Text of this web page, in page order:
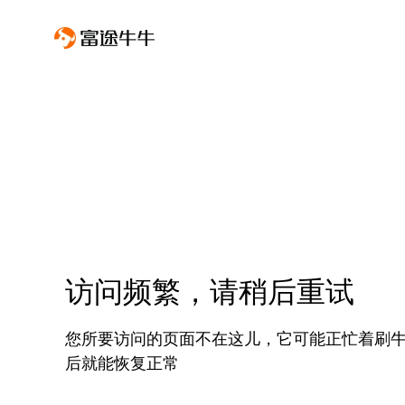
访问频繁，请稍后重试
您所要访问的页面不在这儿，它可能正忙着刷
后就能恢复正常